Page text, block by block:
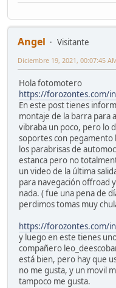
Angel
Visitante
Diciembre 19, 2021, 00:07:45
Hola fotomotero
https://forozontes.com/
En este post tienes
montaje de la barra para
vibraba un poco, pero lo
soportes con pegamento
los parabrisas de
estanca pero no
un video de la última
para navegación offroad
nada. ( fue una pena de
perdimos tomas muy
https://forozontes.com/
y luego en este tienes
compañero
está bien, pero hay que
no me gusta, y un movil
tampoco me gusta.